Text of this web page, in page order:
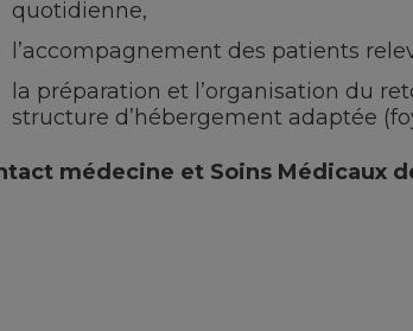
quotidienne,
l’accompagnement des patients
la préparation et l’organisation du
structure d’hébergement adaptée
médecine et Soins Médicaux